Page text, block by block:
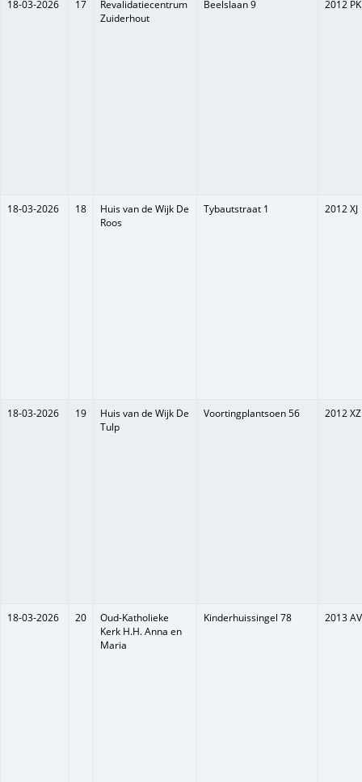
18-03-2026 17
Revalidatiecentrum
Zuiderhout
Beelslaan 9 2012 PK
18-03-2026 18
Huis van de Wijk De
Roos
Tybautstraat 1 2012 XJ
18-03-2026 19
Huis van de Wijk De
Tulp
Voortingplantsoen 56 2012 XZ
18-03-2026 20
Oud-Katholieke
Kerk H.H. Anna en
Maria
Kinderhuissingel 78 2013 AV